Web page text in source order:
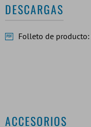
DESCARGAS
Folleto de producto:
ACCESORIOS